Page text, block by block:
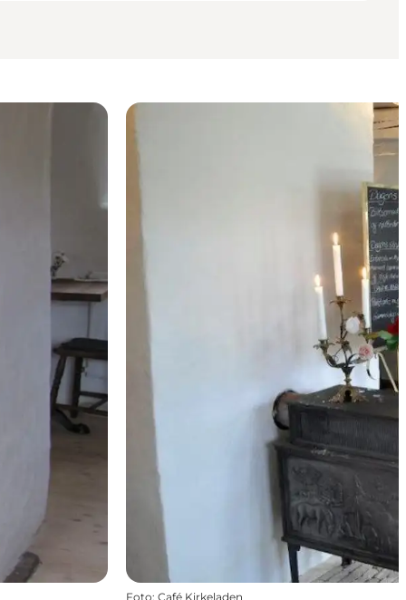
Foto: Café Kirkeladen